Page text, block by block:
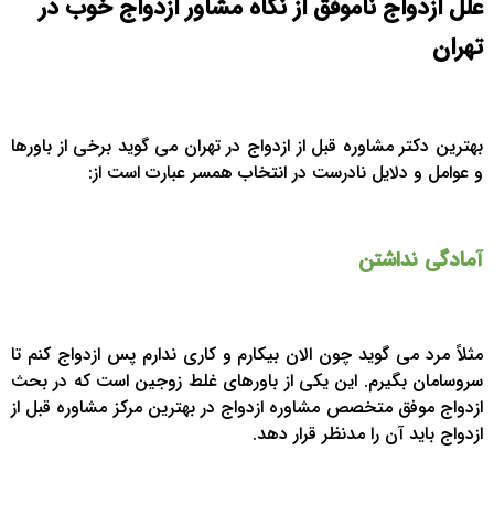
علل ازدواج ناموفق از نگاه مشاور ازدواج خوب در
تهران
بهترین دکتر مشاوره قبل از ازدواج در تهران می گوید برخی از باورها
و عوامل و دلایل نادرست در انتخاب همسر عبارت است از:
آمادگی نداشتن
مثلاً مرد می گوید چون الان بیکارم و کاری ندارم پس ازدواج کنم تا
سروسامان بگیرم. این یکی از باورهای غلط زوجین است که در بحث
ازدواج موفق متخصص مشاوره ازدواج در بهترین مرکز مشاوره قبل از
ازدواج باید آن را مدنظر قرار دهد.